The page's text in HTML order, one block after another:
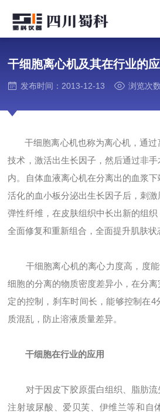
干细胞离心机及其在行业的
发布时间：2013-12-13 浏览次
干细胞离心机也称为离心机，通过
技术，激活出生长因子，然后通过非
内。自体血液离心机在分离出的血浆
活化的血小板分泌出生长因子后，刺
弹性纤维，在皮肤组织中长出新的组
全面修复和重新组合，全面提升肌肤状
干细胞离心机的离心力度高，度能
细胞的分离的物质密度差异小，在分
定的控制，刹车时间长，能够控制在4
质混乱，防止溶液质量差异。
干细胞在行业的应用
对于因皮下胶原蛋白组织、脂肪流
注射玻尿酸、爱贝芙、伊维兰等和自